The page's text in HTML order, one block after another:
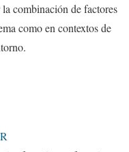
combinación de factores
como en contextos de